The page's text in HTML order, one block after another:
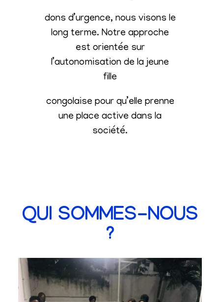
dons d’urgence, nous visons le
long terme. Notre approche
est orientée sur
l’autonomisation de la jeune
fille
congolaise pour qu’elle prenne
une place active dans la
société.
QUI SOMMES-NOUS
?